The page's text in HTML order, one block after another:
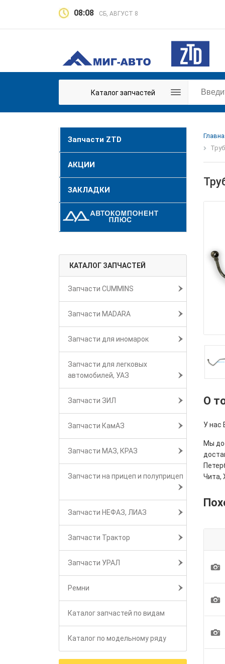
08:08 СБ, АВГУСТ 8
Каталог запчастей
Запчасти ZTD
АКЦИИ
ЗАКЛАДКИ
КАТАЛОГ ЗАПЧАСТЕЙ
Запчасти CUMMINS
Запчасти MADARA
Запчасти для иномарок
Запчасти для легковых
автомобилей, УАЗ
Запчасти ЗИЛ
Запчасти КамАЗ
Запчасти МАЗ, КРАЗ
Запчасти на прицеп и полуприцеп
Запчасти НЕФАЗ, ЛИАЗ
Запчасти Трактор
Запчасти УРАЛ
Ремни
Каталог запчастей по видам
Каталог по модельному ряду
О
У нас
Мы
Чита,
1
1
1